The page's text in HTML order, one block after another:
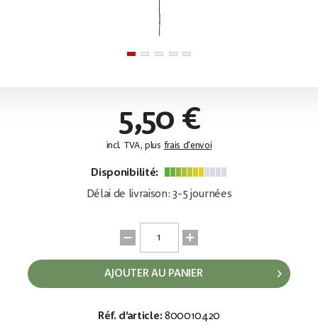
5,50 €
incl. TVA, plus frais d'envoi
Disponibilité:
Délai de livraison: 3-5 journées
AJOUTER AU PANIER
Réf. d’article: 800010420